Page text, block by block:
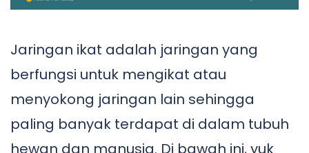
Jaringan ikat adalah jaringan yang
berfungsi untuk mengikat atau
menyokong jaringan lain sehingga
paling banyak terdapat di dalam tubuh
hewan dan manusia. Di bawah ini, yuk